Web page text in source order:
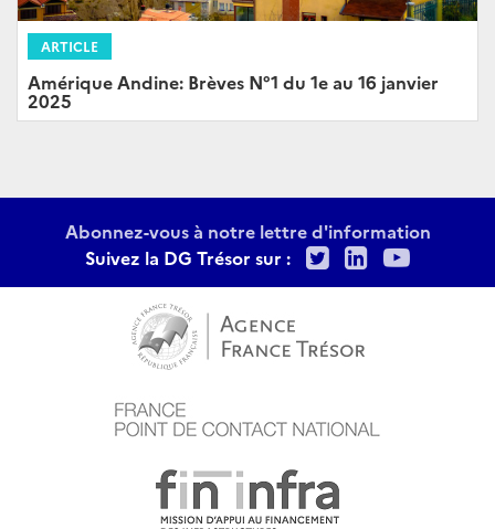
ARTICLE
Amérique Andine: Brèves N°1 du 1e au 16 janvier
2025
Abonnez-vous à notre lettre d'information
Suivez la DG Trésor sur :
TwitterLinkedIn